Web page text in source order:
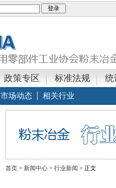
政策专区 标准法规 统
市场动态 相关行业
首页 > 新闻中心 > 行业新闻 > 正文